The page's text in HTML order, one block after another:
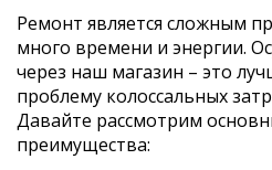
Ремонт является сложным
много времени и энергии.
через наш магазин – это
проблему колоссальных
Давайте рассмотрим
преимущества: